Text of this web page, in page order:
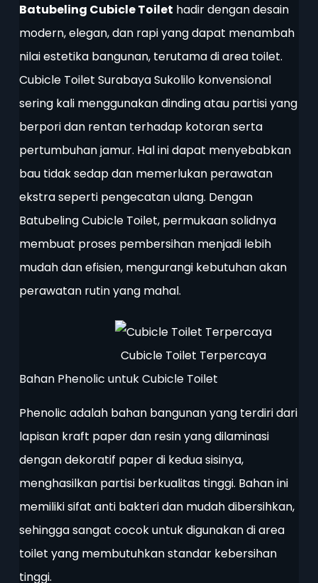
Batubeling Cubicle Toilet hadir dengan desain
modern, elegan, dan rapi yang dapat menambah
nilai estetika bangunan, terutama di area toilet.
Cubicle Toilet Surabaya Sukolilo konvensional
sering kali menggunakan dinding atau partisi yang
berpori dan rentan terhadap kotoran serta
pertumbuhan jamur. Hal ini dapat menyebabkan
bau tidak sedap dan memerlukan perawatan
ekstra seperti pengecatan ulang. Dengan
Batubeling Cubicle Toilet, permukaan solidnya
membuat proses pembersihan menjadi lebih
mudah dan efisien, mengurangi kebutuhan akan
perawatan rutin yang mahal.
Cubicle Toilet Terpercaya
Bahan Phenolic untuk Cubicle Toilet
Phenolic adalah bahan bangunan yang terdiri dari
lapisan kraft paper dan resin yang dilaminasi
dengan dekoratif paper di kedua sisinya,
menghasilkan partisi berkualitas tinggi. Bahan ini
memiliki sifat anti bakteri dan mudah dibersihkan,
sehingga sangat cocok untuk digunakan di area
toilet yang membutuhkan standar kebersihan
tinggi.